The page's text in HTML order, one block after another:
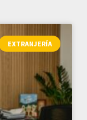
EXTRANJERÍA